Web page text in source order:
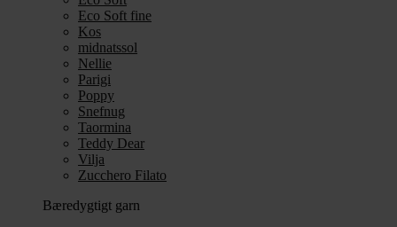
Eco Soft fine
Kos
midnatssol
Nellie
Parigi
Poppy
Snefnug
Taormina
Teddy Dear
Vilja
Zucchero Filato
Bæredygtigt garn